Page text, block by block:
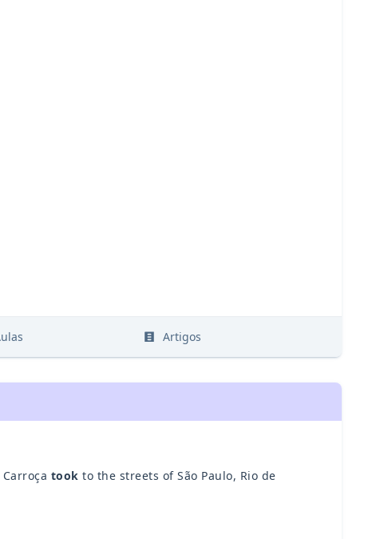
Artigos
took to the streets of São Paulo, Rio de